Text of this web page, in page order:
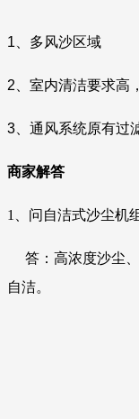
1、多风沙区域
2、室内清洁要求高
3、通风系统原有过
商家解答
1、 问自洁式沙尘机
答 ： 高浓度沙尘
自洁。